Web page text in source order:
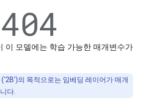
이 모델에는 학습 가능한 매개변수가
('2B')의 목적으로는 임베딩 레이어가 매개
다.